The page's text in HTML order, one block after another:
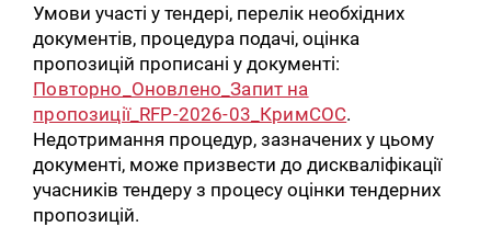
Умови участі у тендері, перелік необхідних
документів, процедура подачі, оцінка
пропозицій прописані у документі:
Повторно_Оновлено_Запит на
пропозиції_RFP-2026-03_КримСОС.
Недотримання процедур, зазначених у цьому
документі, може призвести до дискваліфікації
учасників тендеру з процесу оцінки тендерних
пропозицій.